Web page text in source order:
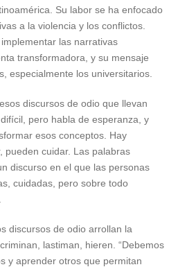
Su labor se ha enfocado
a la violencia y los conflictos.
las narrativas
transformadora, y su mensaje
especialmente los universitarios.
discursos de odio que llevan
pero habla de esperanza, y
esos conceptos. Hay
pueden cuidar. Las palabras
discurso en el que las personas
cuidadas, pero sobre todo
discursos de odio arrollan la
lastiman, hieren. “Debemos
y aprender otros que permitan